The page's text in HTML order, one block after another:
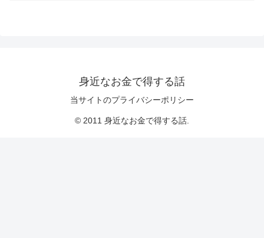
身近なお金で得する話
当サイトのプライバシーポリシー
© 2011 身近なお金で得する話.